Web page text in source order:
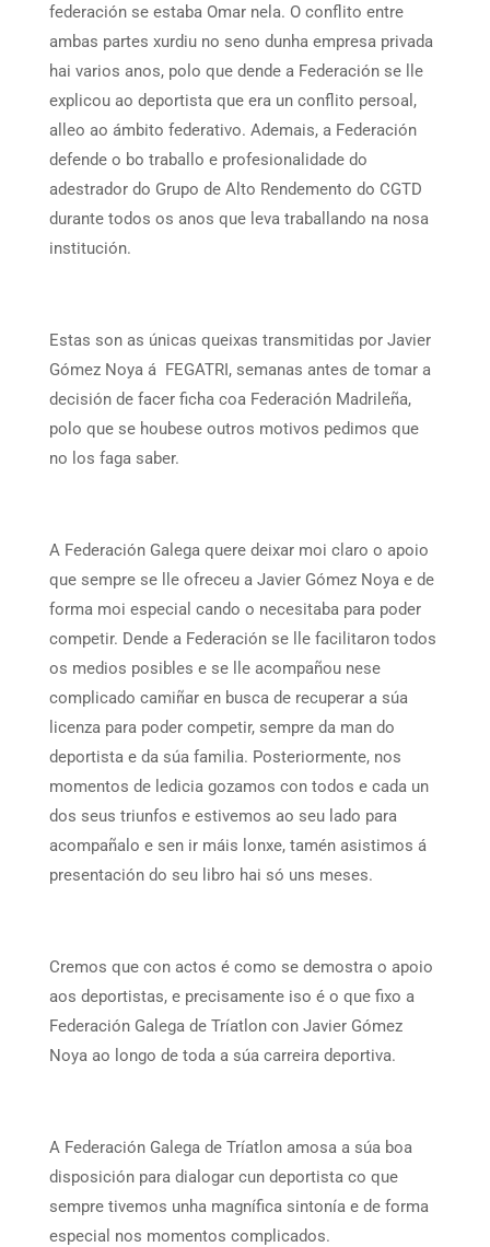
federación se estaba Omar nela. O conflito entre
ambas partes xurdiu no seno dunha empresa privada
hai varios anos, polo que dende a Federación se lle
explicou ao deportista que era un conflito persoal,
alleo ao ámbito federativo. Ademais, a Federación
defende o bo traballo e profesionalidade do
adestrador do Grupo de Alto Rendemento do CGTD
durante todos os anos que leva traballando na nosa
institución.
Estas son as únicas queixas transmitidas por Javier
Gómez Noya á FEGATRI, semanas antes de tomar a
decisión de facer ficha coa Federación Madrileña,
polo que se houbese outros motivos pedimos que
no los faga saber.
A Federación Galega quere deixar moi claro o apoio
que sempre se lle ofreceu a Javier Gómez Noya e de
forma moi especial cando o necesitaba para poder
competir. Dende a Federación se lle facilitaron todos
os medios posibles e se lle acompañou nese
complicado camiñar en busca de recuperar a súa
licenza para poder competir, sempre da man do
deportista e da súa familia. Posteriormente, nos
momentos de ledicia gozamos con todos e cada un
dos seus triunfos e estivemos ao seu lado para
acompañalo e sen ir máis lonxe, tamén asistimos á
presentación do seu libro hai só uns meses.
Cremos que con actos é como se demostra o apoio
aos deportistas, e precisamente iso é o que fixo a
Federación Galega de Tríatlon con Javier Gómez
Noya ao longo de toda a súa carreira deportiva.
A Federación Galega de Tríatlon amosa a súa boa
disposición para dialogar cun deportista co que
sempre tivemos unha magnífica sintonía e de forma
especial nos momentos complicados.